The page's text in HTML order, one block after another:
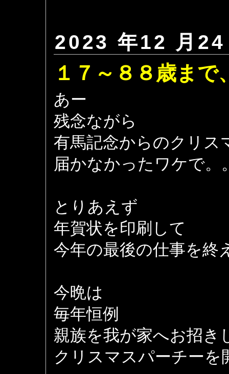
2023 年12 月
１７～８８歳まで
あー
残念ながら
有馬記念からのクリス
届かなかったワケで。
とりあえず
年賀状を印刷して
今年の最後の仕事を終
今晩は
毎年恒例
親族を我が家へお招き
クリスマスパーチーを